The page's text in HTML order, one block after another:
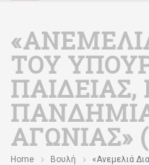
ΤΟΥ
ΑΓΩΝΊΑΣ»
Home Βουλή
«Ανεμελιά